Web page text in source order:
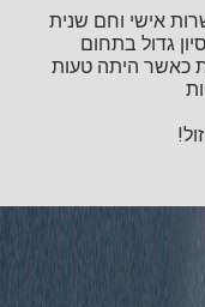
אישי וחם שנית
גדול בתחום
כאשר היתה טעות